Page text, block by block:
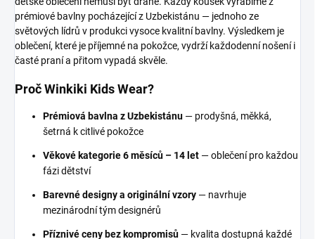
prémiové bavlny pocházející z Uzbekistánu — jednoho ze
světových lídrů v produkci vysoce kvalitní bavlny. Výsledkem je
oblečení, které je příjemné na pokožce, vydrží každodenní nošení i
časté praní a přitom vypadá skvěle.
Proč Winkiki Kids Wear?
Prémiová bavlna z Uzbekistánu — prodyšná, měkká,
šetrná k citlivé pokožce
Věkové kategorie 6 měsíců – 14 let — oblečení pro každou
fázi dětství
Barevné designy a originální vzory — navrhuje
mezinárodní tým designérů
Příznivé ceny bez kompromisů — kvalita dostupná každé